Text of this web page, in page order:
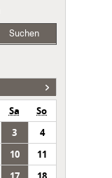
Suchen
Sa
So
3
4
10
11